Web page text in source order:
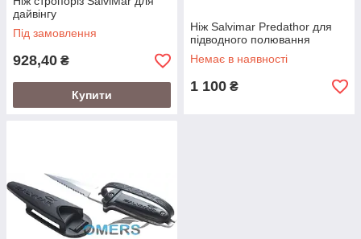
дайвінгу
Під замовлення
928,40 ₴
Купити
Ніж Salvimar Predathor для
підводного полювання
Немає в наявності
1 100 ₴